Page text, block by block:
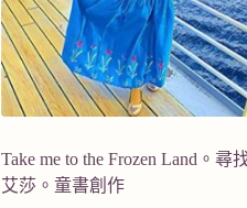
Take me to the Frozen Land。尋
艾莎。童書創作